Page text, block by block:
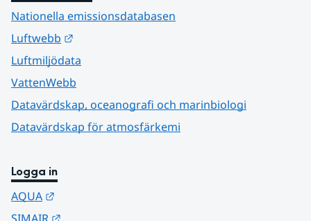
Nationella emissionsdatabasen
Luftwebb
Luftmiljödata
VattenWebb
Datavärdskap, oceanografi och marinbiologi
Datavärdskap för atmosfärkemi
Logga in
AQUA